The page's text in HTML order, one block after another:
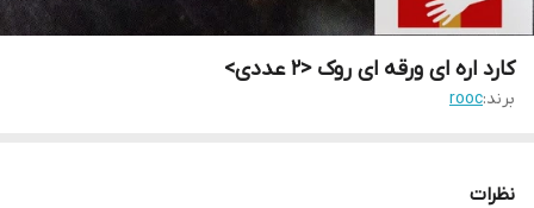
کارد اره ای ورقه ای روک <2 عددی>
برند:rooc
نظرات